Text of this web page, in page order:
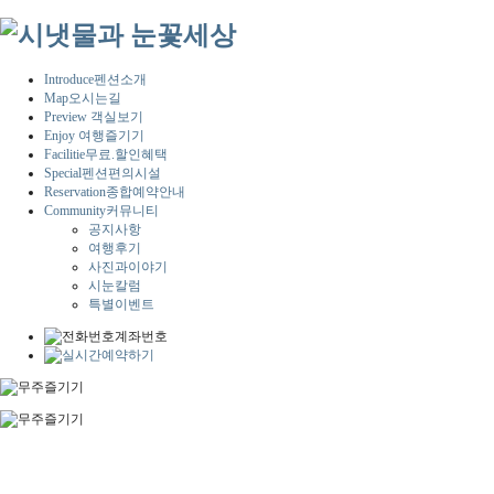
Introduce펜션소개
Map오시는길
Preview 객실보기
Enjoy 여행즐기기
Facilitie무료.할인혜택
Special펜션편의시설
Reservation종합예약안내
Community커뮤니티
공지사항
여행후기
사진과이야기
시눈칼럼
특별이벤트